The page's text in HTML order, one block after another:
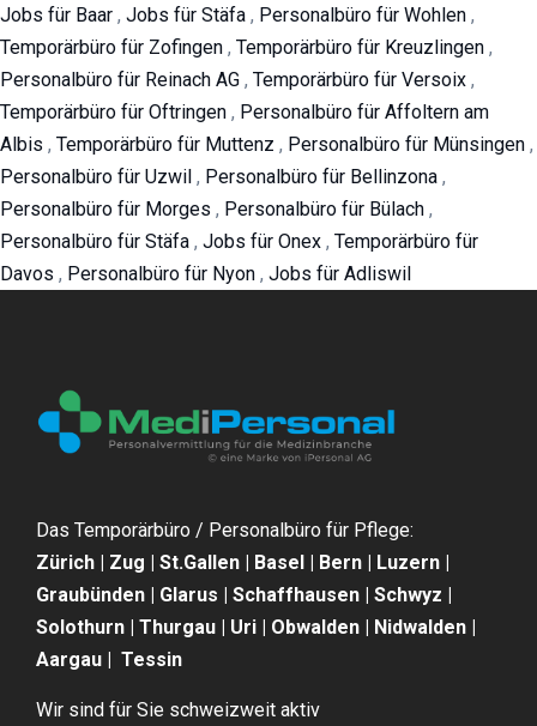
Jobs für Baar , Jobs für Stäfa , Personalbüro für Wohlen ,
Temporärbüro für Zofingen , Temporärbüro für Kreuzlingen ,
Personalbüro für Reinach AG , Temporärbüro für Versoix ,
Temporärbüro für Oftringen , Personalbüro für Affoltern am
Albis , Temporärbüro für Muttenz , Personalbüro für Münsingen ,
Personalbüro für Uzwil , Personalbüro für Bellinzona ,
Personalbüro für Morges , Personalbüro für Bülach ,
Personalbüro für Stäfa , Jobs für Onex , Temporärbüro für
Davos , Personalbüro für Nyon , Jobs für Adliswil
Das Temporärbüro / Personalbüro für Pflege:
Zürich | Zug | St.Gallen | Basel | Bern | Luzern |
Graubünden | Glarus | Schaffhausen | Schwyz |
Solothurn | Thurgau | Uri | Obwalden | Nidwalden |
Aargau | Tessin
Wir sind für Sie schweizweit aktiv